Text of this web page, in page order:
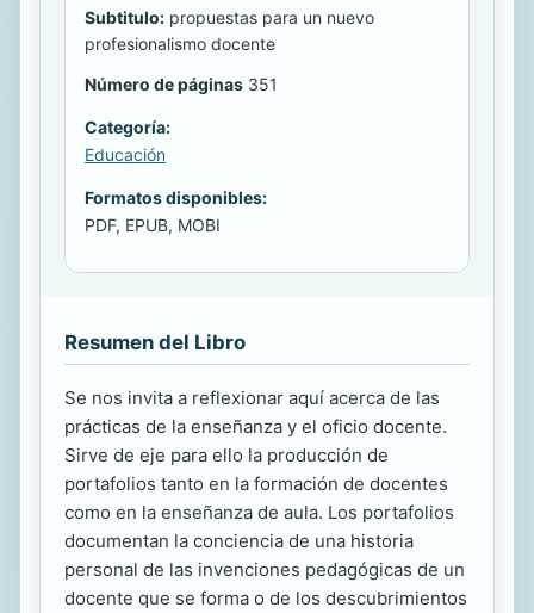
Subtitulo: propuestas para un nuevo
profesionalismo docente
Número de páginas 351
Categoría:
Educación
Formatos disponibles:
PDF, EPUB, MOBI
Resumen del Libro
Se nos invita a reflexionar aquí acerca de las
prácticas de la enseñanza y el oficio docente.
Sirve de eje para ello la producción de
portafolios tanto en la formación de docentes
como en la enseñanza de aula. Los portafolios
documentan la conciencia de una historia
personal de las invenciones pedagógicas de un
docente que se forma o de los descubrimientos